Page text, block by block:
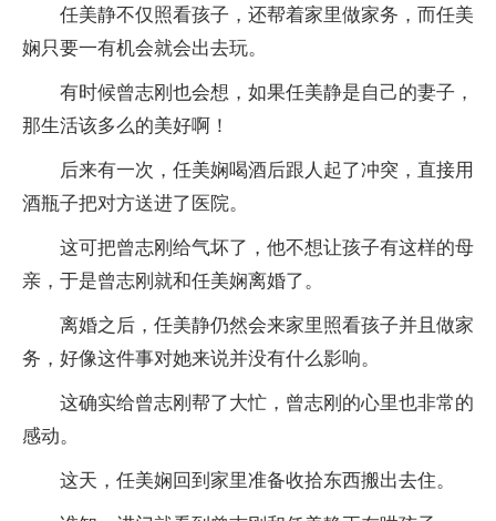
任美静不仅照看孩子，还帮着家里做家务，而任美
娴只要一有机会就会出去玩。
有时候曾志刚也会想，如果任美静是自己的妻子，
那生活该多么的美好啊！
后来有一次，任美娴喝酒后跟人起了冲突，直接用
酒瓶子把对方送进了医院。
这可把曾志刚给气坏了，他不想让孩子有这样的母
亲，于是曾志刚就和任美娴离婚了。
离婚之后，任美静仍然会来家里照看孩子并且做家
务，好像这件事对她来说并没有什么影响。
这确实给曾志刚帮了大忙，曾志刚的心里也非常的
感动。
这天，任美娴回到家里准备收拾东西搬出去住。